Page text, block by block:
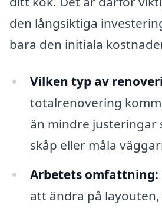
den långsiktiga
bara den initiala
Vilken typ av
totalrenovering
än mindre justeringar
skåp eller måla
Arbetets omfattning:
att ändra på